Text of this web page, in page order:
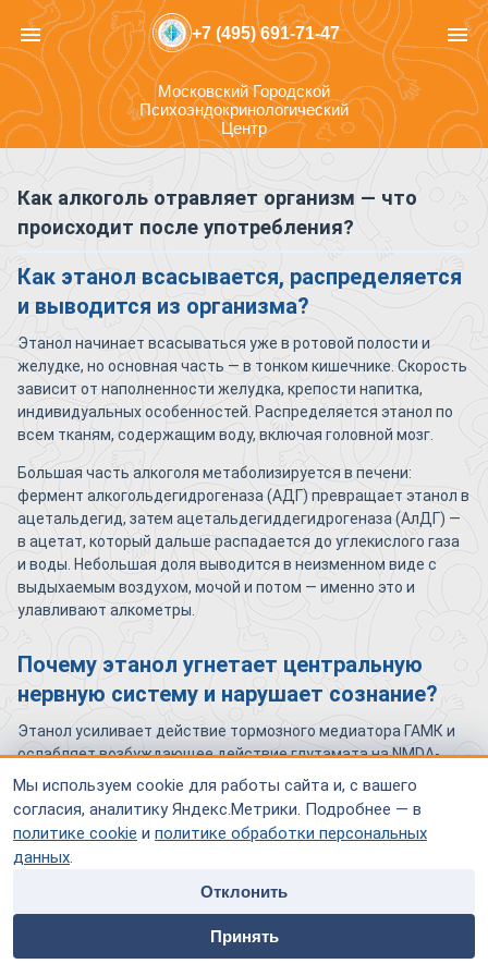
Мы используем cookie для работы сайта и, с вашего
согласия, аналитику Яндекс.Метрики. Подробнее — в
политике cookie и политике обработки персональных
данных.
Отклонить
Принять
home people
Специалисты
payment contacts
menu +7 (495) 691-71-47 menu
Московский Городской
Психоэндокринологический
Центр
Как алкоголь отравляет организм — что
происходит после употребления?
Как этанол всасывается, распределяется
и выводится из организма?
Этанол начинает всасываться уже в ротовой полости и
желудке, но основная часть — в тонком кишечнике. Скорость
зависит от наполненности желудка, крепости напитка,
индивидуальных особенностей. Распределяется этанол по
всем тканям, содержащим воду, включая головной мозг.
Большая часть алкоголя метаболизируется в печени:
фермент алкогольдегидрогеназа (АДГ) превращает этанол в
ацетальдегид, затем ацетальдегиддегидрогеназа (АлДГ) —
в ацетат, который дальше распадается до углекислого газа
и воды. Небольшая доля выводится в неизменном виде с
выдыхаемым воздухом, мочой и потом — именно это и
улавливают алкометры.
Почему этанол угнетает центральную
нервную систему и нарушает сознание?
Этанол усиливает действие тормозного медиатора ГАМК и
ослабляет возбуждающее действие глутамата на NMDA-
рецепторы. Грубая аналогия: представьте регулировщика на
перекрёстке, который одновременно увеличивает число
красных сигналов и снижает количество зелёных. Поток
нервных импульсов замедляется — отсюда
заторможенность, нарушение координации, сонливость, а
при высоких концентрациях — угнетение дыхательного
центра.